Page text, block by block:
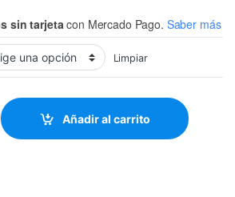
sin tarjeta con Mercado Pago. Saber más
Limpiar
(TUBO TERMORETRÁCTIL)
Añadir al carrito